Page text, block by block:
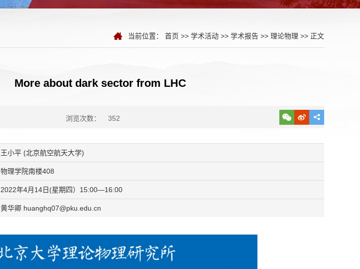
当前位置： 首页 >> 学术活动 >> 学术报告 >> 理论物理 >> 正文
More about dark sector from LHC
浏览次数： 352
王小平 (北京航空航天大学)
物理学院南楼408
2022年4月14日(星期四）15:00—16:00
黄华卿 huanghq07@pku.edu.cn